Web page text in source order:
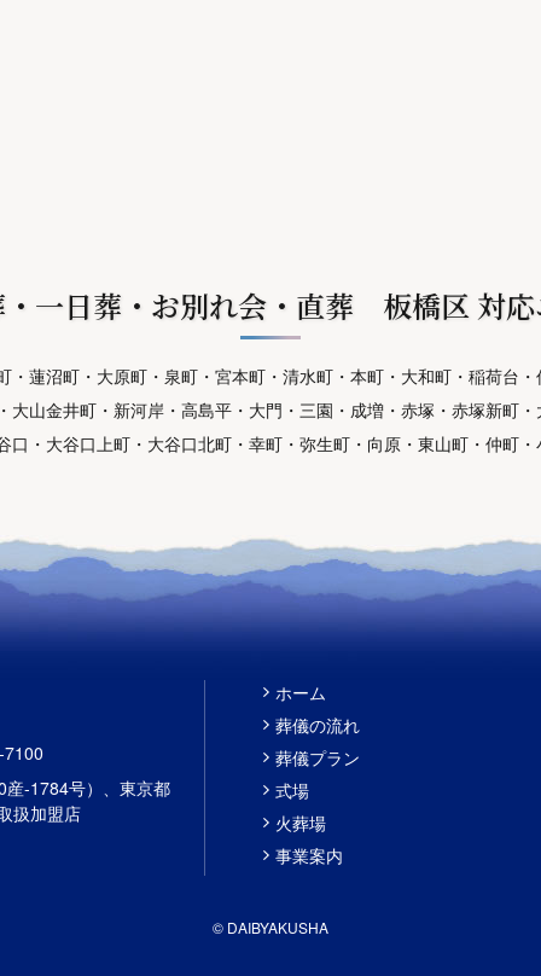
一日葬・お別れ会・直葬 板橋区 対応
蓮沼町・大原町・泉町・宮本町・清水町・本町・大和町・稲荷台
山金井町・新河岸・高島平・大門・三園・成増・赤塚・赤塚新町
・大谷口上町・大谷口北町・幸町・弥生町・向原・東山町・仲町・
産-1784号）、東京都
扱加盟店
ホーム
葬儀の流れ
葬儀プラン
式場
火葬場
事業案内
© DAIBYAKUSHA